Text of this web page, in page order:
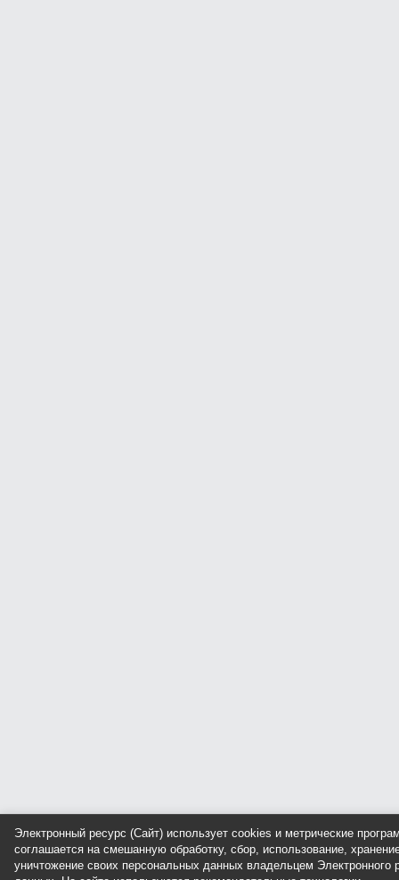
Электронный ресурс (Сайт) использует cookies и метрические
соглашается на смешанную обработку, сбор, использование,
уничтожение своих персональных данных владельцем Электронного